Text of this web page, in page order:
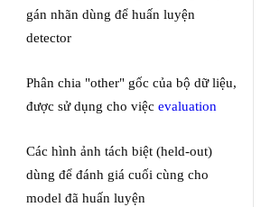
gán nhãn dùng để huấn luyện
detector
Phân chia "other" gốc của bộ dữ liệu,
được sử dụng cho việc evaluation
Các hình ảnh tách biệt (held-out)
dùng để đánh giá cuối cùng cho
model đã huấn luyện